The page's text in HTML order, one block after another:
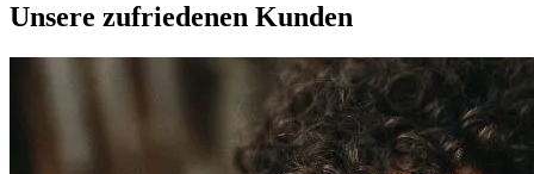
Unsere zufriedenen Kunden